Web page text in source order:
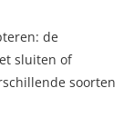
de
sluiten of
soorten